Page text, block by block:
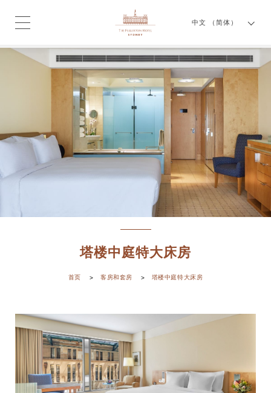
中文 （简体）
塔楼中庭特大床房
首页 客房和套房 塔楼中庭特大床房